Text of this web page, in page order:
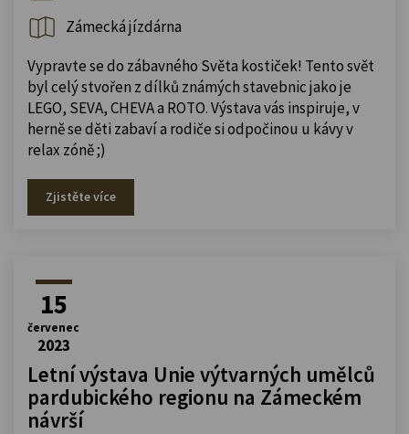
Zámecká jízdárna
Vypravte se do zábavného Světa kostiček! Tento svět
byl celý stvořen z dílků známých stavebnic jako je
LEGO, SEVA, CHEVA a ROTO. Výstava vás inspiruje, v
herně se děti zabaví a rodiče si odpočinou u kávy v
relax zóně ;)
Zjistěte více
15
červenec
2023
Letní výstava Unie výtvarných umělců
pardubického regionu na Zámeckém
návrší